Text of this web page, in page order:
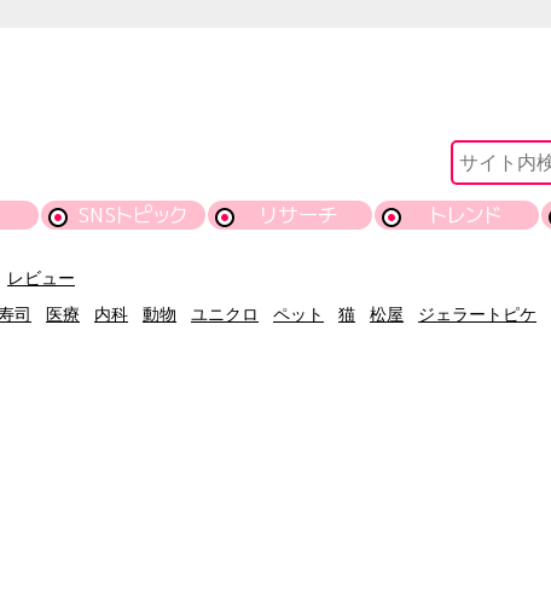
SNSトピック リサーチ トレンド
レビュー
司 医療 内科 動物 ユニクロ ペット 猫 松屋 ジェラートピケ